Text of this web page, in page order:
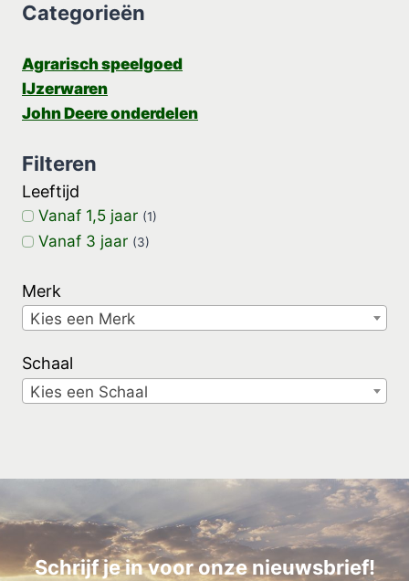
Categorieën
Agrarisch speelgoed
IJzerwaren
John Deere onderdelen
Filteren
Leeftijd
Vanaf 1,5 jaar (1)
Vanaf 3 jaar (3)
Merk
Kies een Merk
Schaal
Kies een Schaal
Schrijf je in voor onze nieuwsbrief!